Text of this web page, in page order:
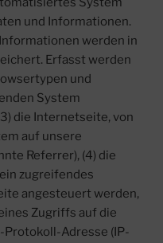
und Informationen.
werden in
Erfasst werden
und
System
die Internetseite, von
auf unsere
Referrer), (4) die
zugreifendes
angesteuert werden,
Zugriffs auf die
Adresse (IP-